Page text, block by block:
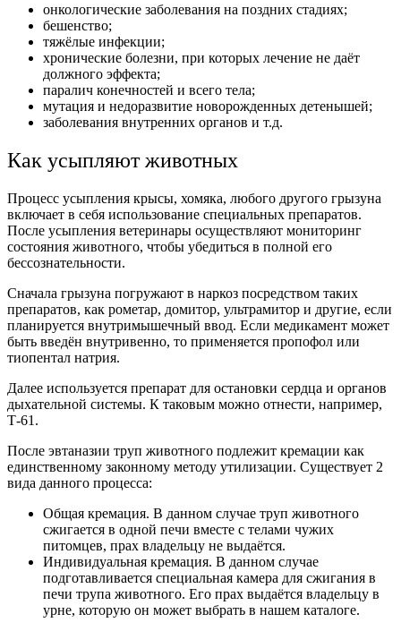
онкологические заболевания на поздних стадиях;
бешенство;
тяжёлые инфекции;
хронические болезни, при которых лечение не даёт
должного эффекта;
паралич конечностей и всего тела;
мутация и недоразвитие новорожденных детенышей;
заболевания внутренних органов и т.д.
Как усыпляют животных
Процесс усыпления крысы, хомяка, любого другого грызуна
включает в себя использование специальных препаратов.
После усыпления ветеринары осуществляют мониторинг
состояния животного, чтобы убедиться в полной его
бессознательности.
Сначала грызуна погружают в наркоз посредством таких
препаратов, как рометар, домитор, ультрамитор и другие, если
планируется внутримышечный ввод. Если медикамент может
быть введён внутривенно, то применяется пропофол или
тиопентал натрия.
Далее используется препарат для остановки сердца и органов
дыхательной системы. К таковым можно отнести, например,
Т-61.
После эвтаназии труп животного подлежит кремации как
единственному законному методу утилизации. Существует 2
вида данного процесса:
Общая кремация. В данном случае труп животного
сжигается в одной печи вместе с телами чужих
питомцев, прах владельцу не выдаётся.
Индивидуальная кремация. В данном случае
подготавливается специальная камера для сжигания в
печи трупа животного. Его прах выдаётся владельцу в
урне, которую он может выбрать в нашем каталоге.